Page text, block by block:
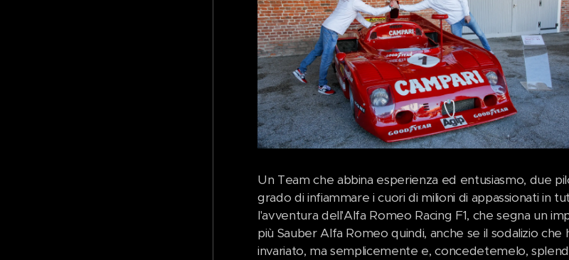
Un Team che abbina esperienza ed entusiasmo, due
grado di infiammare i cuori di milioni di appassionati in
l'avventura dell'Alfa Romeo Racing F1, che segna un
più Sauber Alfa Romeo quindi, anche se il sodalizio
invariato, ma semplicemente e, concedetemelo,